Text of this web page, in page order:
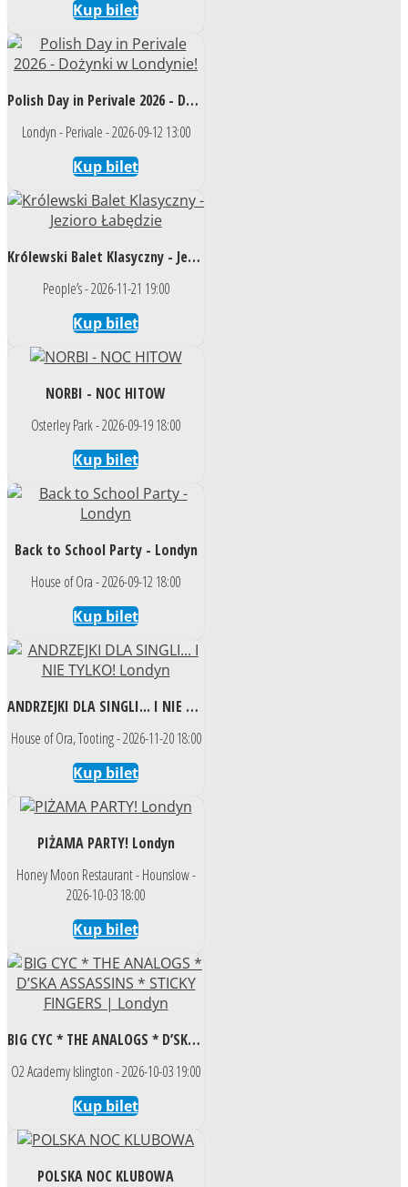
Kup bilet
Polish Day in Perivale 2026 - Dożynki w Londynie!
Londyn - Perivale - 2026-09-12 13:00
Kup bilet
Królewski Balet Klasyczny - Jezioro Łabędzie
People’s - 2026-11-21 19:00
Kup bilet
NORBI - NOC HITOW
Osterley Park - 2026-09-19 18:00
Kup bilet
Back to School Party - Londyn
House of Ora - 2026-09-12 18:00
Kup bilet
ANDRZEJKI DLA SINGLI... I NIE TYLKO! Londyn
House of Ora, Tooting - 2026-11-20 18:00
Kup bilet
PIŻAMA PARTY! Londyn
Honey Moon Restaurant - Hounslow -
2026-10-03 18:00
Kup bilet
BIG CYC * THE ANALOGS * D’SKA ASSASSINS * STICKY FINGERS | Londyn
O2 Academy Islington - 2026-10-03 19:00
Kup bilet
POLSKA NOC KLUBOWA